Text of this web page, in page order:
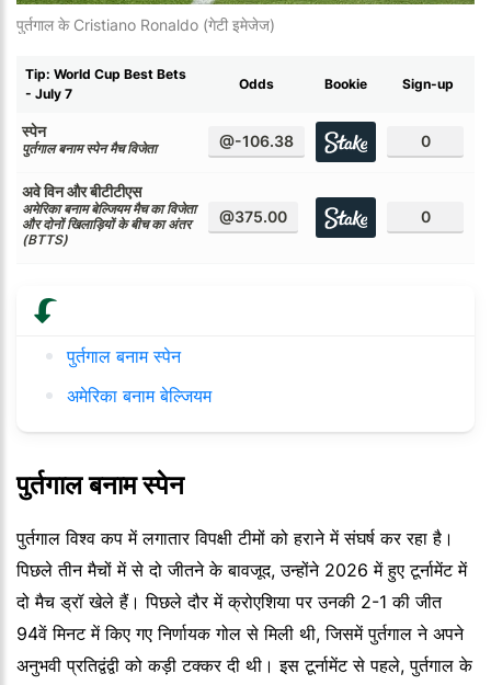
पुर्तगाल के Cristiano Ronaldo (गेटी इमेजेज)
Tip: World Cup Best Bets
- July 7
Odds Bookie Sign-up
स्पेन
पुर्तगाल बनाम स्पेन मैच विजेता @-106.38 0
अवे विन और बीटीटीएस
अमेरिका बनाम बेल्जियम मैच का विजेता
और दोनों खिलाड़ियों के बीच का अंतर
(BTTS)
@375.00 0
पुर्तगाल बनाम स्पेन
अमेरिका बनाम बेल्जियम
पुर्तगाल बनाम स्पेन
पुर्तगाल विश्व कप में लगातार विपक्षी टीमों को हराने में संघर्ष कर रहा है।
पिछले तीन मैचों में से दो जीतने के बावजूद, उन्होंने 2026 में हुए टूर्नामेंट में
दो मैच ड्रॉ खेले हैं। पिछले दौर में क्रोएशिया पर उनकी 2-1 की जीत
94वें मिनट में किए गए निर्णायक गोल से मिली थी, जिसमें पुर्तगाल ने अपने
अनुभवी प्रतिद्वंद्वी को कड़ी टक्कर दी थी। इस टूर्नामेंट से पहले, पुर्तगाल के